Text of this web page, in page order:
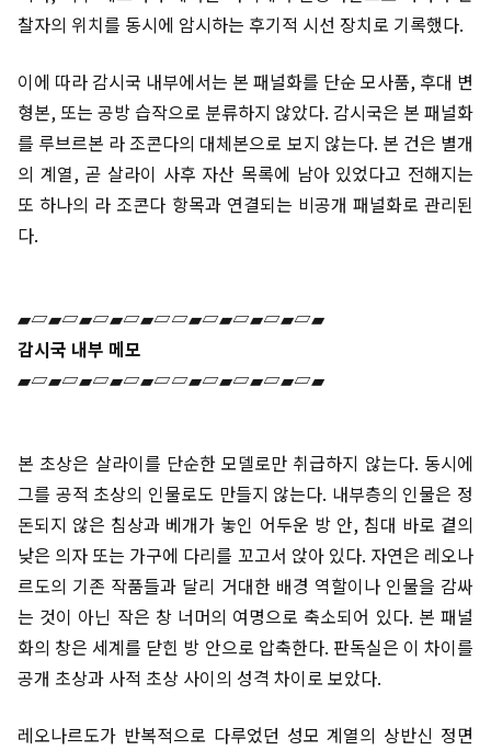
찰자의 위치를 동시에 암시하는 후기적 시선 장치로 기록했다.
이에 따라 감시국 내부에서는 본 패널화를 단순 모사품, 후대 변
형본, 또는 공방 습작으로 분류하지 않았다. 감시국은 본 패널화
를 루브르본 라 조콘다의 대체본으로 보지 않는다. 본 건은 별개
의 계열, 곧 살라이 사후 자산 목록에 남아 있었다고 전해지는
또 하나의 라 조콘다 항목과 연결되는 비공개 패널화로 관리된
다.
▰▱▰▱▰▱▰▱▰▱▱▰▱▰▱▰▱▰▱▰
감시국 내부 메모
▰▱▰▱▰▱▰▱▰▱▱▰▱▰▱▰▱▰▱▰
본 초상은 살라이를 단순한 모델로만 취급하지 않는다. 동시에
그를 공적 초상의 인물로도 만들지 않는다. 내부층의 인물은 정
돈되지 않은 침상과 베개가 놓인 어두운 방 안, 침대 바로 곁의
낮은 의자 또는 가구에 다리를 꼬고서 앉아 있다. 자연은 레오나
르도의 기존 작품들과 달리 거대한 배경 역할이나 인물을 감싸
는 것이 아닌 작은 창 너머의 여명으로 축소되어 있다. 본 패널
화의 창은 세계를 닫힌 방 안으로 압축한다. 판독실은 이 차이를
공개 초상과 사적 초상 사이의 성격 차이로 보았다.
레오나르도가 반복적으로 다루었던 성모 계열의 상반신 정면